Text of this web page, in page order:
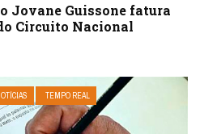
Jovane Guissone fatura
Circuito Nacional
TEMPO REAL